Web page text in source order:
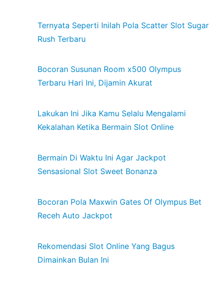
Ternyata Seperti Inilah Pola Scatter Slot Sugar
Rush Terbaru
Bocoran Susunan Room x500 Olympus
Terbaru Hari Ini, Dijamin Akurat
Lakukan Ini Jika Kamu Selalu Mengalami
Kekalahan Ketika Bermain Slot Online
Bermain Di Waktu Ini Agar Jackpot
Sensasional Slot Sweet Bonanza
Bocoran Pola Maxwin Gates Of Olympus Bet
Receh Auto Jackpot
Rekomendasi Slot Online Yang Bagus
Dimainkan Bulan Ini